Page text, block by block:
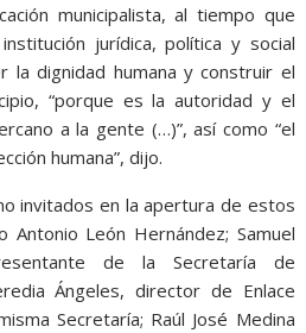
municipalista, al tiempo que
jurídica, política y social
la dignidad humana y construir el
“porque es la autoridad y el
a la gente (…)”, así como “el
humana”, dijo.
invitados en la apertura de estos
León Hernández; Samuel
de la Secretaría de
Ángeles, director de Enlace
Secretaría; Raúl José Medina